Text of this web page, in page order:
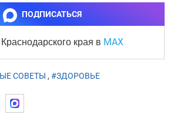
ПОДПИСАТЬСЯ
края в MAX
СОВЕТЫ , #ЗДОРОВЬЕ